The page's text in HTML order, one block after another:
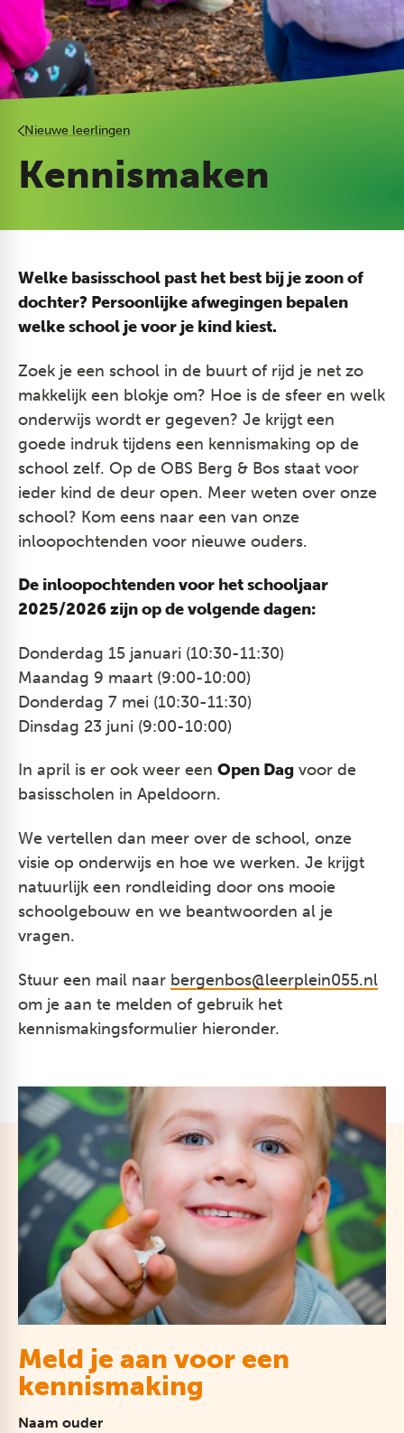
Nieuwe leerlingen
Kennismaken
Welke basisschool past het best bij je zoon of
dochter? Persoonlijke afwegingen bepalen
welke school je voor je kind kiest.
Zoek je een school in de buurt of rijd je net zo
makkelijk een blokje om? Hoe is de sfeer en welk
onderwijs wordt er gegeven? Je krijgt een
goede indruk tijdens een kennismaking op de
school zelf. Op de OBS Berg & Bos staat voor
ieder kind de deur open. Meer weten over onze
school? Kom eens naar een van onze
inloopochtenden voor nieuwe ouders.
De inloopochtenden voor het schooljaar
2025/2026 zijn op de volgende dagen:
Donderdag 15 januari (10:30-11:30)
​Maandag 9 maart (9:00-10:00)
​Donderdag 7 mei (10:30-11:30)
​Dinsdag 23 juni (9:00-10:00)
In april is er ook weer een Open Dag voor de
basisscholen in Apeldoorn.
We vertellen dan meer over de school, onze
visie op onderwijs en hoe we werken. Je krijgt
natuurlijk een rondleiding door ons mooie
schoolgebouw en we beantwoorden al je
vragen.
Stuur een mail naar bergenbos@leerplein055.nl
om je aan te melden of gebruik het
kennismakingsformulier hieronder.
Meld je aan voor een
kennismaking
Naam ouder